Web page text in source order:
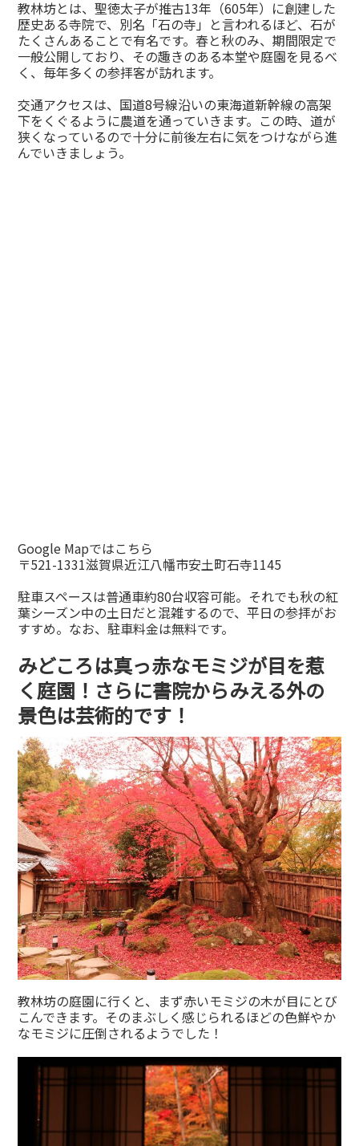
教林坊とは、聖徳太子が推古13年（605年）に創建した
歴史ある寺院で、別名「石の寺」と言われるほど、石が
たくさんあることで有名です。春と秋のみ、期間限定で
一般公開しており、その趣きのある本堂や庭園を見るべ
く、毎年多くの参拝客が訪れます。
交通アクセスは、国道8号線沿いの東海道新幹線の高架
下をくぐるように農道を通っていきます。この時、道が
狭くなっているので十分に前後左右に気をつけながら進
んでいきましょう。
Google Mapではこちら
〒521-1331滋賀県近江八幡市安土町石寺1145
駐車スペースは普通車約80台収容可能。それでも秋の紅
葉シーズン中の土日だと混雑するので、平日の参拝がお
すすめ。なお、駐車料金は無料です。
みどころは真っ赤なモミジが目を惹
く庭園！さらに書院からみえる外の
景色は芸術的です！
教林坊の庭園に行くと、まず赤いモミジの木が目にとび
こんできます。そのまぶしく感じられるほどの色鮮やか
なモミジに圧倒されるようでした！